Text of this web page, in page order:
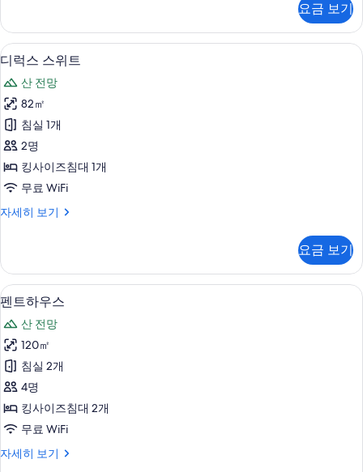
기
트
자
세
히
보
기
요금 보기
디
럭
스
스
위
트
사
모
보
기
8
디럭스 스위트
산 전망
82㎡
침실 1개
2명
킹사이즈침대 1개
무료 WiFi
자세히 보기
디
위
트
자
히
보
기
요금 보기
펜
트
하
우
스
사
진
두
7
펜트하우스
산 전망
120㎡
침실 2개
4명
킹사이즈침대 2개
무료 WiFi
자세히 보기
펜